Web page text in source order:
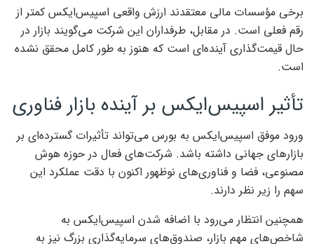
برخی مؤسسات مالی معتقدند ارزش واقعی اسپیس‌ایکس کمتر از
رقم فعلی است. در مقابل، طرفداران این شرکت می‌گویند بازار در
حال قیمت‌گذاری آینده‌ای است که هنوز به طور کامل محقق نشده
است.
تأثیر اسپیس‌ایکس بر آینده بازار فناوری
ورود موفق اسپیس‌ایکس به بورس می‌تواند تأثیرات گسترده‌ای بر
بازارهای جهانی داشته باشد. شرکت‌های فعال در حوزه هوش
مصنوعی، فضا و فناوری‌های نوظهور اکنون با دقت عملکرد این
سهم را زیر نظر دارند.
همچنین انتظار می‌رود با اضافه شدن اسپیس‌ایکس به
شاخص‌های مهم بازار، صندوق‌های سرمایه‌گذاری بزرگ نیز به